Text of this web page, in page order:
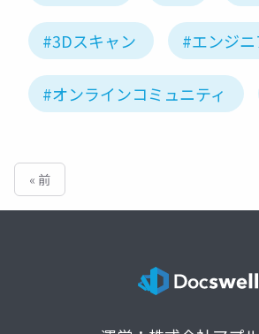
#3Dスキャン #エンジ
#オンラインコミュニティ
« 前